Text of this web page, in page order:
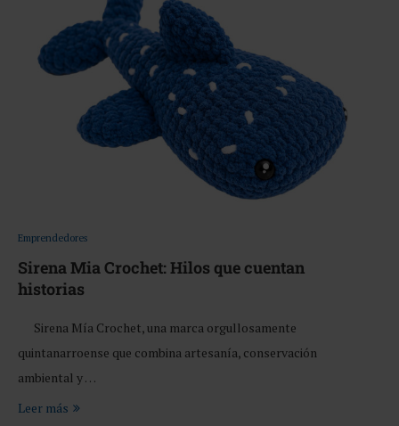
Emprendedores
Sirena Mia Crochet: Hilos que cuentan
historias
Sirena Mía Crochet, una marca orgullosamente
quintanarroense que combina artesanía, conservación
ambiental y …
Leer más